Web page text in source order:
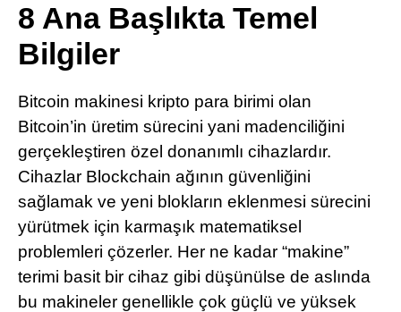
TikTok
LinkedIn
Telegram
8 Ana Başlıkta Temel
Bilgiler
Bitcoin makinesi kripto para birimi olan
Bitcoin’in üretim sürecini yani madenciliğini
gerçekleştiren özel donanımlı cihazlardır.
Cihazlar Blockchain ağının güvenliğini
sağlamak ve yeni blokların eklenmesi sürecini
yürütmek için karmaşık matematiksel
problemleri çözerler. Her ne kadar “makine”
terimi basit bir cihaz gibi düşünülse de aslında
bu makineler genellikle çok güçlü ve yüksek